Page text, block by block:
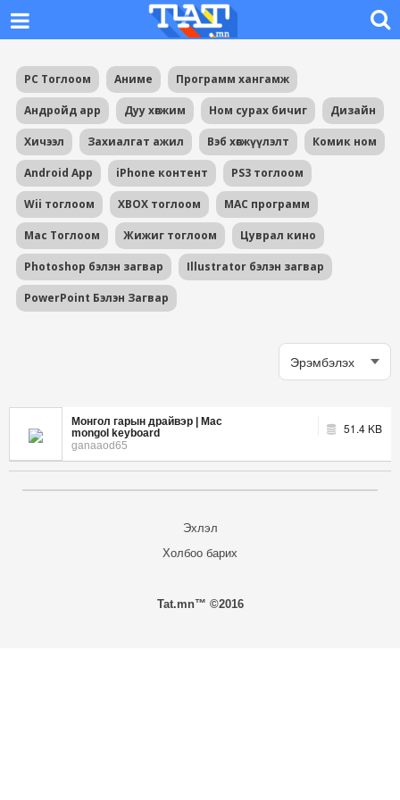
PC Тоглоом Аниме Программ хангамж
Андройд app Дуу хөгжим Ном сурах бичиг Дизайн
Хичээл Захиалгат ажил Вэб хөгжүүлэлт Комик ном
Android App iPhone контент PS3 тоглоом
Wii тоглоом XBOX тоглоом MAC программ
Mac Тоглоом Жижиг тоглоом Цуврал кино
Photoshop бэлэн загвар Illustrator бэлэн загвар
PowerPoint Бэлэн Загвар
Монгол гарын драйвэр | Mac
mongol keyboard
ganaaod65
51.4 KB
Эхлэл
Холбоо барих
Tat.mn™ ©2016